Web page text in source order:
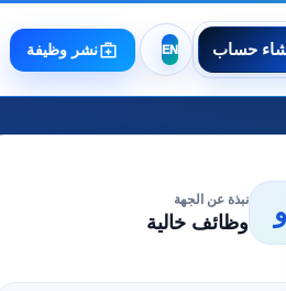
حساب نشر وظيفة
و نبذة عن الجهة
وظائف خالية